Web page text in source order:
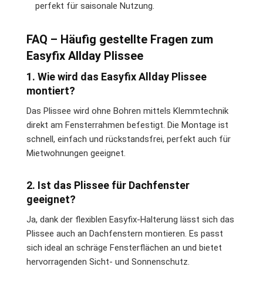
perfekt für saisonale Nutzung.
FAQ – Häufig gestellte Fragen zum
Easyfix Allday Plissee
1. Wie wird das Easyfix Allday Plissee
montiert?
Das Plissee wird ohne Bohren mittels Klemmtechnik
direkt am Fensterrahmen befestigt. Die Montage ist
schnell, einfach und rückstandsfrei, perfekt auch für
Mietwohnungen geeignet.
2. Ist das Plissee für Dachfenster
geeignet?
Ja, dank der flexiblen Easyfix-Halterung lässt sich das
Plissee auch an Dachfenstern montieren. Es passt
sich ideal an schräge Fensterflächen an und bietet
hervorragenden Sicht- und Sonnenschutz.